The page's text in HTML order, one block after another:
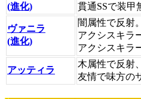
(進化)
貫通SSで装甲
ヴァニラ
(進化)
闇属性で反射。
アクシスキラ
アクシスキラ
アッティラ
木属性で反射
友情で味方の